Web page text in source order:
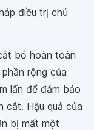
điều trị chủ
bỏ hoàn toàn
rộng của
lấn để đảm bảo
cắt. Hậu quả của
bị mất một